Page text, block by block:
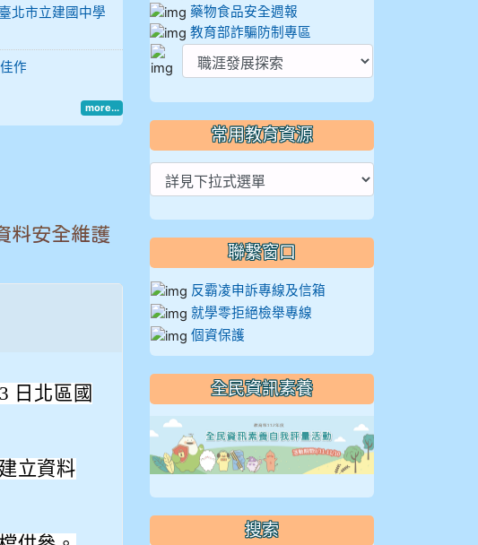
北市立建國中學
作
more...
料安全維護
日北區國
立資料
藥物食品安全週報
教育部詐騙防制專區
常用教育資源
聯繫窗口
反霸凌申訴專線及信箱
就學零拒絕檢舉專線
個資保護
全民資訊素養
搜索